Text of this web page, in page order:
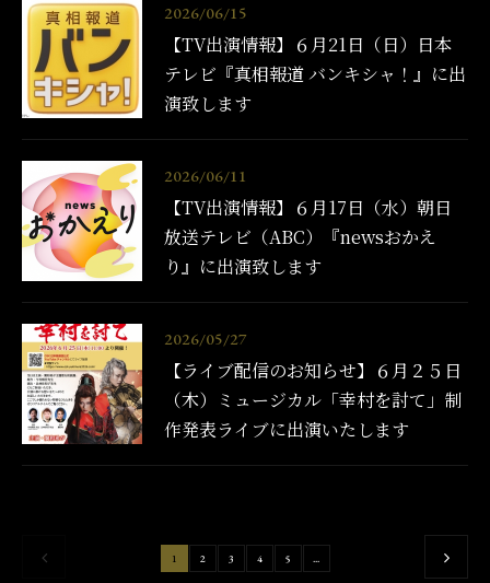
2026/06/15
【TV出演情報】６月21日（日）日本
テレビ『真相報道 バンキシャ！』に出
演致します
2026/06/11
【TV出演情報】６月17日（水）朝日
放送テレビ（ABC）『newsおかえ
り』に出演致します
2026/05/27
【ライブ配信のお知らせ】６月２５日
（木）ミュージカル「幸村を討て」制
作発表ライブに出演いたします
1 2 3 4 5 ...